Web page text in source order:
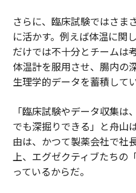
さらに、臨床試験ではさま
に活かす。例えば体温に関
だけでは不十分とチームは
体温計を服用させ、腸内の
生理学的データを蓄積して
「臨床試験やデータ収集
でも深掘りできる」と舟山
由は、かつて製薬会社で社
上、エグゼクティブたちの
っているからだ。